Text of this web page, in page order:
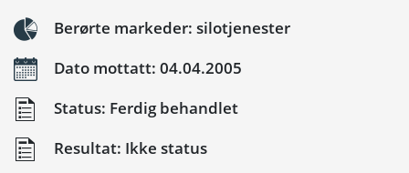
Berørte markeder: silotjenester
Dato mottatt: 04.04.2005
Status: Ferdig behandlet
Resultat: Ikke status